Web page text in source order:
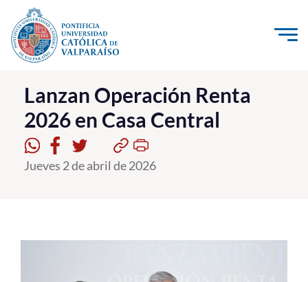
Click acá para ir directamente al contenido
La Universidad
Investigación, Creación e Innovación
PUCV Internacional
Vinculación con el Medio
Lanzan Operación Renta
2026 en Casa Central
Jueves 2 de abril de 2026